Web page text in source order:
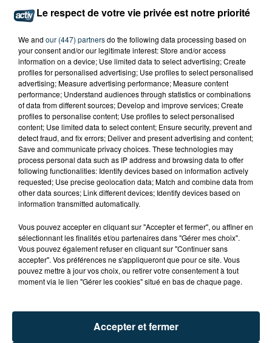
TITRES DIFFUSÉS
21h00
21h00 20h56
20h56
Le respect de votre vie privée est notre priorité
We and our (447) partnersdo the following data processing based on
your consent and/or our legitimate interest: Store and/or access
information on a device; Use limited data to select advertising; Create
profiles for personalised advertising; Use profiles to select personalised
advertising; Measure advertising performance; Measure content
performance; Understand audiences through statistics or combinations
of data from different sources; Develop and improve services; Create
profiles to personalise content; Use profiles to select personalised
content; Use limited data to select content; Ensure security, prevent and
detect fraud, and fix errors; Deliver and present advertising and content;
Save and communicate privacy choices. These technologies may
process personal data such as IP address and browsing data to offer
following functionalities: Identify devices based on information actively
requested; Use precise geolocation data; Match and combine data from
other data sources; Link different devices; Identify devices based on
information transmitted automatically.
Vous pouvez accepter en cliquant sur "Accepter et fermer", ou affiner en
sélectionnant les finalités et/ou partenaires dans "Gérer mes choix".
Vous pouvez également refuser en cliquant sur "Continuer sans
accepter". Vos préférences ne s'appliqueront que pour ce site. Vous
pouvez mettre à jour vos choix, ou retirer votre consentement à tout
moment via le lien "Gérer les cookies" situé en bas de chaque page.
Accepter et fermer